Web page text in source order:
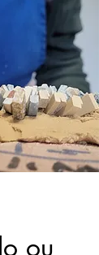
ou